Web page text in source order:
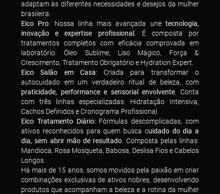
adaptam às diferentes necessidades e desejos da mulher
brasileira:
Eico Pro: Nossa linha mais avançada unetecnologia,
inovação e expertise profissional. É composta por
tratamentos completos com eficácia comprovada em
laboratório: Óleo Sublime, Liso Mágico, Força &
Crescimento, Tratamento Obrigatório e Hydration Expert.
Eico Salão em Casa: Criada para transformar o
autocuidado em um verdadeiro ritual de beleza, com
praticidade, performance e sensorial envolvente . Conta
com três linhas especializadas: Hidratação Intensiva,
Cachos Definidos e Cronograma Profissional.
Eico Tratamento Diário:Fórmulas descomplicadas, com
ativos reconhecidos para quem busca cuidado do dia a
dia, sem abrir mão de resultado . Composta pelas linhas:
Mandioca, Rosa Mosqueta, Babosa, Deslisa Fios e Cabelos
Longos.
Há mais de 15 anos, somos movidos pela paixão em criar
combinações exclusivas de ativos nobres, desenvolvendo
produtos que acompanham a beleza e a rotina da mulher